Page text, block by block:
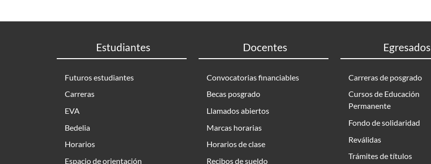
Estudiantes
Futuros estudiantes
Carreras
EVA
Bedelia
Horarios
Espacio de orientación
Docentes
Convocatorias financiables
Becas posgrado
Llamados abiertos
Marcas horarias
Horarios de clase
Recibos de sueldo
Egresados
Carreras de posgrado
Cursos de Educación
Permanente
Fondo de solidaridad
Reválidas
Trámites de títulos